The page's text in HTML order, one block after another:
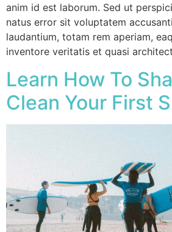
anim id est laborum. Sed ut
natus error sit voluptatem
laudantium, totam rem aperiam,
inventore veritatis et quasi
Learn How To
Clean Your First